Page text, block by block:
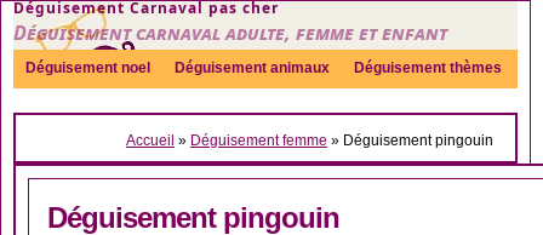
Déguisement Carnaval pas cher
Déguisement carnaval adulte, femme et enfant
Déguisement noel Déguisement animaux Déguisement thèmes
Sexy Déguisement couple Déguisements par genre Idées
Accueil » Déguisement femme » Déguisement pingouin
Déguisement pingouin